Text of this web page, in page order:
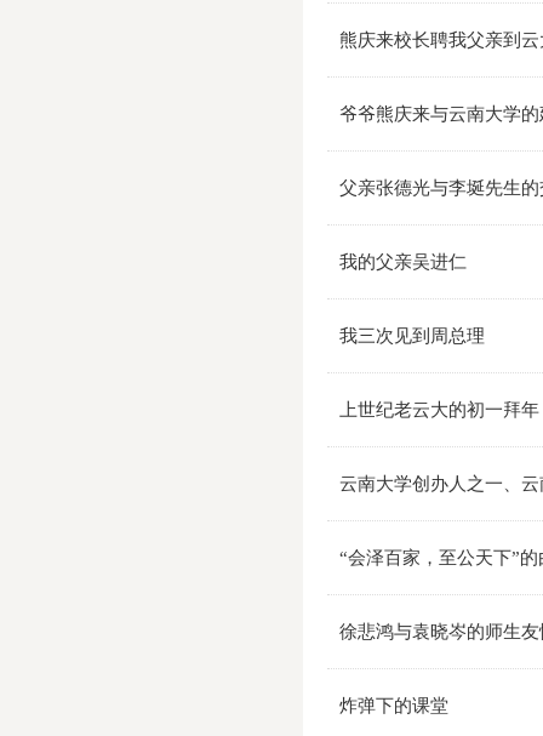
熊庆来校长聘我父亲到
爷爷熊庆来与云南大学
父亲张德光与李埏先生的
我的父亲吴进仁
我三次见到周总理
上世纪老云大的初一拜年
云南大学创办人之一、
“会泽百家，至公天下”的
徐悲鸿与袁晓岑的师生友
炸弹下的课堂